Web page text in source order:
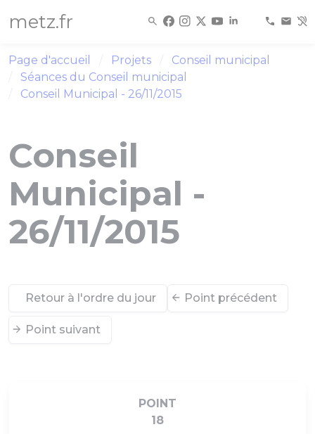
metz.fr
Page d'accueil Projets
Conseil municipal
Séances du Conseil municipal
Conseil Municipal - 26/11/2015
Conseil
Municipal -
26/11/2015
Retour à l'ordre du jour Point précédent
Point suivant
POINT
18